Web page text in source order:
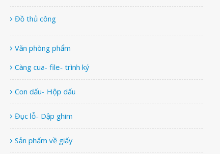
Đồ thủ công
Văn phòng phẩm
Càng cua- file- trình ký
Con dấu- Hộp dấu
Đục lỗ- Dập ghim
Sản phẩm về giấy